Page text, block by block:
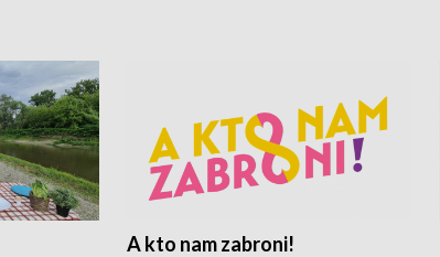
A kto nam zabroni!